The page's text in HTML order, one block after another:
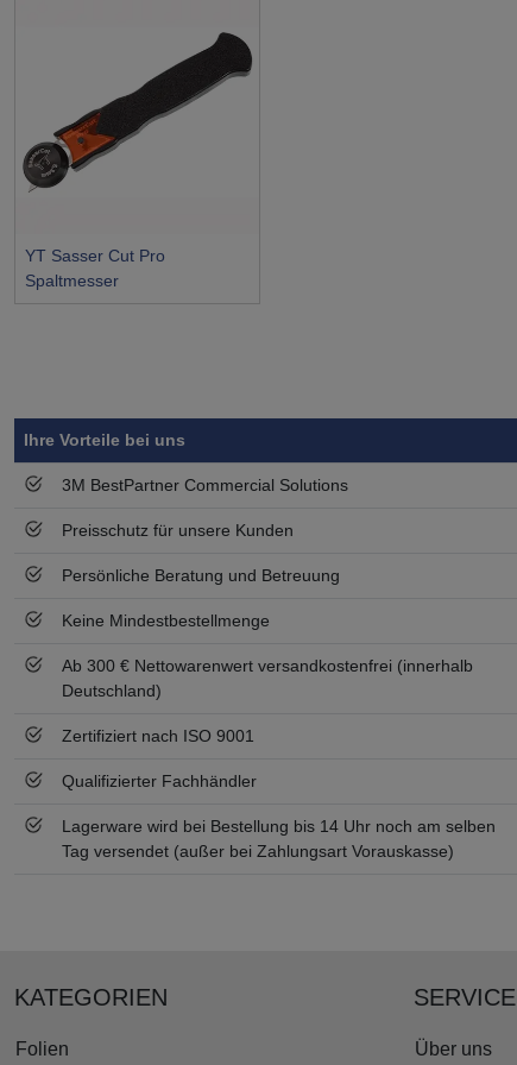
YT Sasser Cut Pro
Spaltmesser
Ihre Vorteile bei uns
3M BestPartner Commercial Solutions
Preisschutz für unsere Kunden
Persönliche Beratung und Betreuung
Keine Mindestbestellmenge
Ab 300 € Nettowarenwert versandkostenfrei (innerhalb
Deutschland)
Zertifiziert nach ISO 9001
Qualifizierter Fachhändler
Lagerware wird bei Bestellung bis 14 Uhr noch am selben
Tag versendet (außer bei Zahlungsart Vorauskasse)
KATEGORIEN
Folien
SERVICE
Über uns